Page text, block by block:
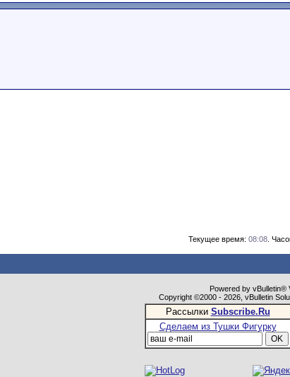
Текущее время: 08:08 .
Powered by vBulletin®
Copyright ©2000 - 2026, vBulletin
Рассылки Subscribe.Ru
Сделаем из Тушки Фигурку